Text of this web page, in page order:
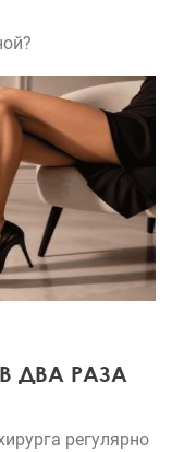
ДВА РАЗА
регулярно